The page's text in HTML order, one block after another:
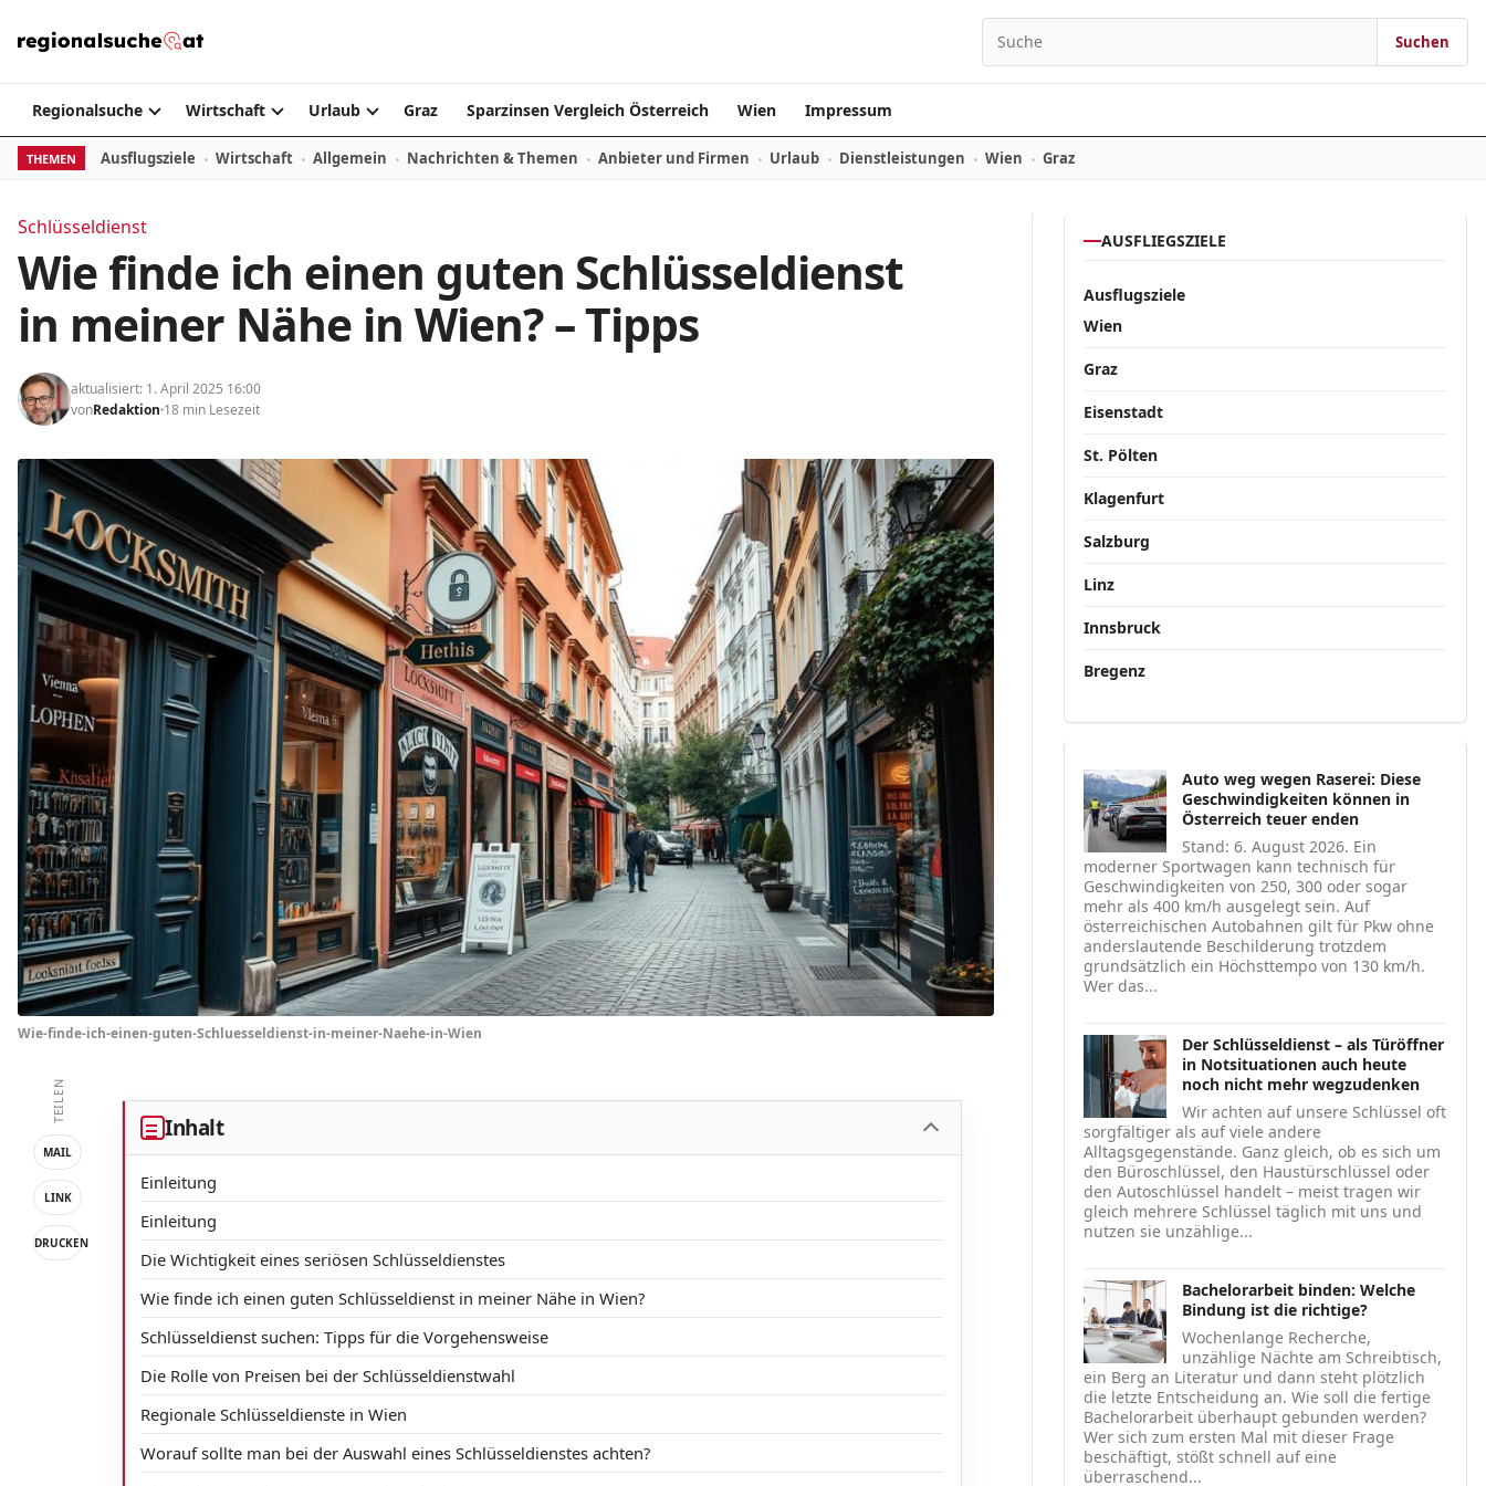
Suchen nach:
Suchen
Regionalsuche Wirtschaft Urlaub Graz Sparzinsen Vergleich Österreich Wien Impressum
THEMEN Ausflugsziele Wirtschaft Allgemein Nachrichten & Themen Anbieter und Firmen Urlaub Dienstleistungen Wien Graz
Schlüsseldienst
Wie finde ich einen guten Schlüsseldienst
in meiner Nähe in Wien? – Tipps
aktualisiert: 1. April 2025 16:00
vonRedaktion 18 min Lesezeit
Wie-finde-ich-einen-guten-Schluesseldienst-in-meiner-Naehe-in-Wien
TEILEN
MAIL
LINK
DRUCKEN
Inhalt
Einleitung
Einleitung
Die Wichtigkeit eines seriösen Schlüsseldienstes
Wie finde ich einen guten Schlüsseldienst in meiner Nähe in Wien?
Schlüsseldienst suchen: Tipps für die Vorgehensweise
Die Rolle von Preisen bei der Schlüsseldienstwahl
Regionale Schlüsseldienste in Wien
Worauf sollte man bei der Auswahl eines Schlüsseldienstes achten?
AUSFLIEGSZIELE
Ausflugsziele
Wien
Graz
Eisenstadt
St. Pölten
Klagenfurt
Salzburg
Linz
Innsbruck
Bregenz
Auto weg wegen Raserei: Diese
Geschwindigkeiten können in
Österreich teuer enden
Stand: 6. August 2026. Ein
moderner Sportwagen kann technisch für
Geschwindigkeiten von 250, 300 oder sogar
mehr als 400 km/h ausgelegt sein. Auf
österreichischen Autobahnen gilt für Pkw ohne
anderslautende Beschilderung trotzdem
grundsätzlich ein Höchsttempo von 130 km/h.
Wer das...
Der Schlüsseldienst – als Türöffner
in Notsituationen auch heute
noch nicht mehr wegzudenken
Wir achten auf unsere Schlüssel oft
sorgfältiger als auf viele andere
Alltagsgegenstände. Ganz gleich, ob es sich um
den Büroschlüssel, den Haustürschlüssel oder
den Autoschlüssel handelt – meist tragen wir
gleich mehrere Schlüssel täglich mit uns und
nutzen sie unzählige...
Bachelorarbeit binden: Welche
Bindung ist die richtige?
Wochenlange Recherche,
unzählige Nächte am Schreibtisch,
ein Berg an Literatur und dann steht plötzlich
die letzte Entscheidung an. Wie soll die fertige
Bachelorarbeit überhaupt gebunden werden?
Wer sich zum ersten Mal mit dieser Frage
beschäftigt, stößt schnell auf eine
überraschend...